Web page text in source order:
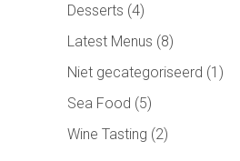
Desserts (4)
Latest Menus (8)
Niet gecategoriseerd (1)
Sea Food (5)
Wine Tasting (2)